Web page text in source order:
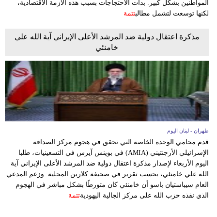
فيديو
سيارات
المواطنين بشكل كبير. بدأت الاحتجاجات بسبب هذه الأزمة الاقتصادية،
لكنها توسعت لتشمل مطالبتتمة
مذكرة اعتقال دولية ضد المرشد الأعلى الإيراني آية الله علي
خامنئي
طهران - لبنان اليوم
قدم محامي الوحدة الخاصة التي تحقق في هجوم مركز الصداقة
الإسرائيلي الأرجنتيني (AMIA) في بوينس آيرس في التسعينيات، طلبا
اليوم الأربعاء لإصدار مذكرة اعتقال دولية ضد المرشد الأعلى الإيراني آية
الله علي خامنئي، بحسب تقرير في صحيفة كلارين المحلية. وزعم المدعي
العام سيباستيان باسو أن خامنئي كان متورطًا بشكل مباشر في الهجوم
الذي نفذه حزب الله على مركز الجالية اليهوديةتتمة